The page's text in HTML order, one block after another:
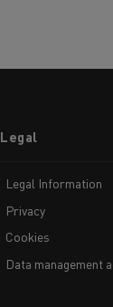
Legal
Legal Information
Privacy
Cookies
Data management